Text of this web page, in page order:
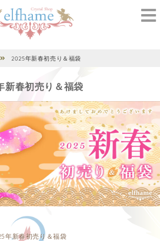
2025年新春初売り＆福袋
新春初売り＆福袋
年新春初売り＆福袋